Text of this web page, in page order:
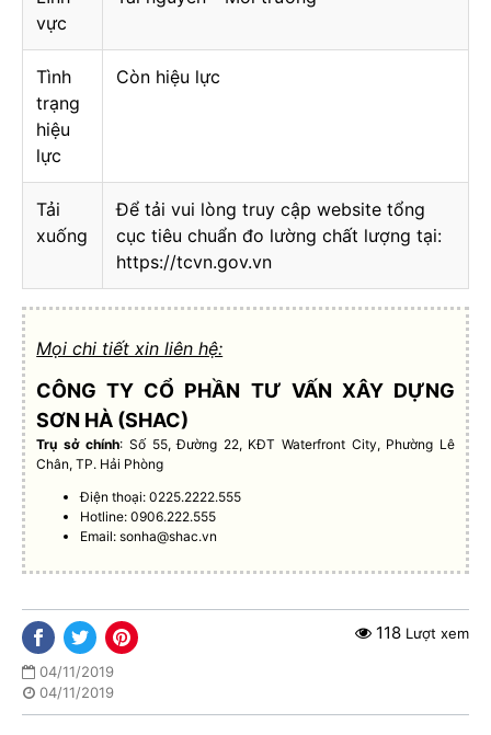
vực
Tình
trạng
hiệu
lực
Còn hiệu lực
Tải
xuống
Để tải vui lòng truy cập website tổng
cục tiêu chuẩn đo lường chất lượng tại:
https://tcvn.gov.vn
Mọi chi tiết xin liên hệ:
CÔNG TY CỔ PHẦN TƯ VẤN XÂY DỰNG
SƠN HÀ (SHAC)
Trụ sở chính: Số 55, Đường 22, KĐT Waterfront City, Phường Lê
Chân, TP. Hải Phòng
Điện thoại: 0225.2222.555
Hotline: 0906.222.555
Email:sonha@shac.vn
04/11/2019
04/11/2019
118 Lượt xem